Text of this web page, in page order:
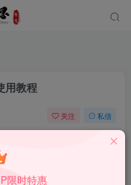
用教程
关注 私信
供学习和交流，请勿用于商业
一时间联系我们删除！
限时特惠